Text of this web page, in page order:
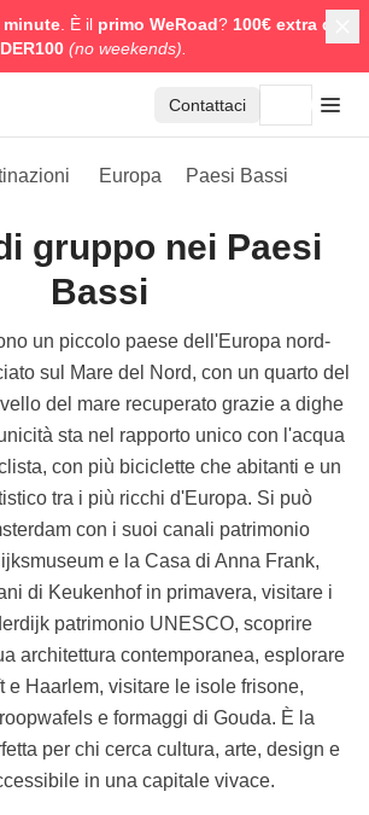
minute . È il primo WeRoad? 100€ extra di
(no weekends).
Contattaci
Europa Paesi Bassi
gruppo nei Paesi
Bassi
un piccolo paese dell'Europa nord-
sul Mare del Nord, con un quarto del
del mare recuperato grazie a dighe
sta nel rapporto unico con l'acqua
con più biciclette che abitanti e un
tra i più ricchi d'Europa. Si può
con i suoi canali patrimonio
e la Casa di Anna Frank,
di Keukenhof in primavera, visitare i
patrimonio UNESCO, scoprire
architettura contemporanea, esplorare
e Haarlem, visitare le isole frisone,
e formaggi di Gouda. È la
per chi cerca cultura, arte, design e
in una capitale vivace.